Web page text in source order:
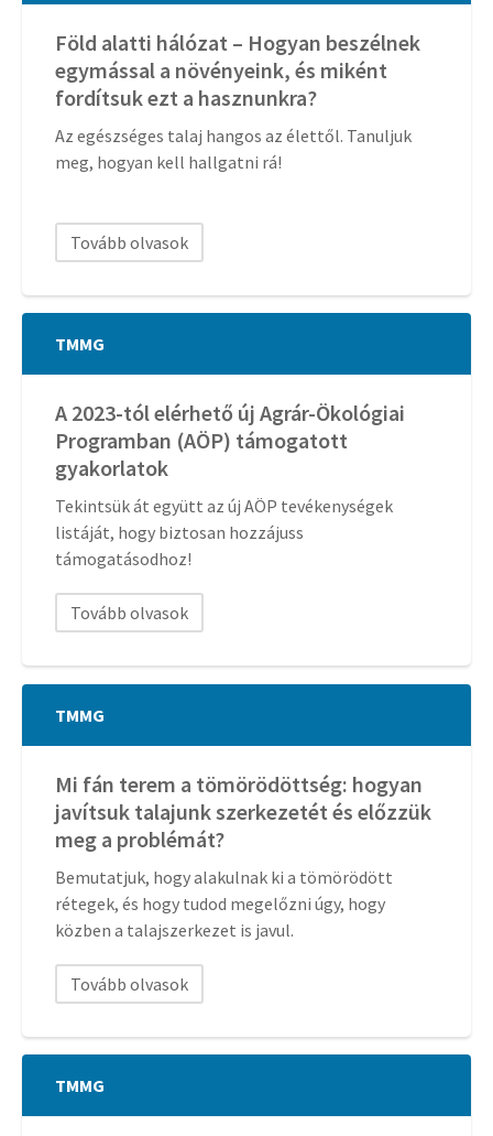
Föld alatti hálózat – Hogyan beszélnek
egymással a növényeink, és miként
fordítsuk ezt a hasznunkra?
Az egészséges talaj hangos az élettől. Tanuljuk
meg, hogyan kell hallgatni rá!
Tovább olvasok
TMMG
A 2023-tól elérhető új Agrár-Ökológiai
Programban (AÖP) támogatott
gyakorlatok
Tekintsük át együtt az új AÖP tevékenységek
listáját, hogy biztosan hozzájuss
támogatásodhoz!
Tovább olvasok
TMMG
Mi fán terem a tömörödöttség: hogyan
javítsuk talajunk szerkezetét és előzzük
meg a problémát?
Bemutatjuk, hogy alakulnak ki a tömörödött
rétegek, és hogy tudod megelőzni úgy, hogy
közben a talajszerkezet is javul.
Tovább olvasok
TMMG